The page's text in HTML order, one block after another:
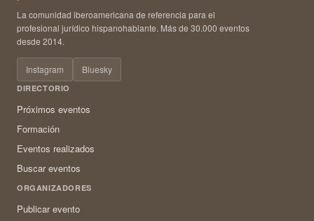
La comunidad iberoamericana de referencia para el
profesional jurídico hispanohablante. Más de 30.000 eventos
desde 2014.
Instagram Bluesky
DIRECTORIO
Próximos eventos
Formación
Eventos realizados
Buscar eventos
ORGANIZADORES
Publicar evento